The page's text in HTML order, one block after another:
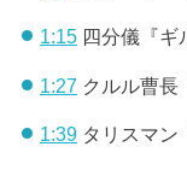
1:15四分儀『ギ
1:27 クルル曹長
1:39タリスマン